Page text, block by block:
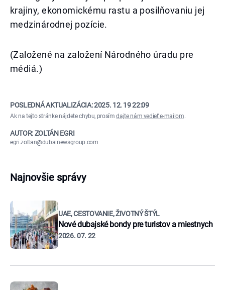
krajiny, ekonomickému rastu a posilňovaniu jej
medzinárodnej pozície.
(Založené na založení Národného úradu pre
médiá.)
POSLEDNÁ AKTUALIZÁCIA:2025. 12. 19 22:09
Ak na tejto stránke nájdete chybu, prosímdajte nám vedieť e-mailom.
AUTOR: ZOLTÁN EGRI
egri.zoltan@dubainewsgroup.com
Najnovšie správy
UAE, CESTOVANIE, ŽIVOTNÝ ŠTÝL
Nové dubajské bondy pre turistov a miestnych
2026. 07. 22